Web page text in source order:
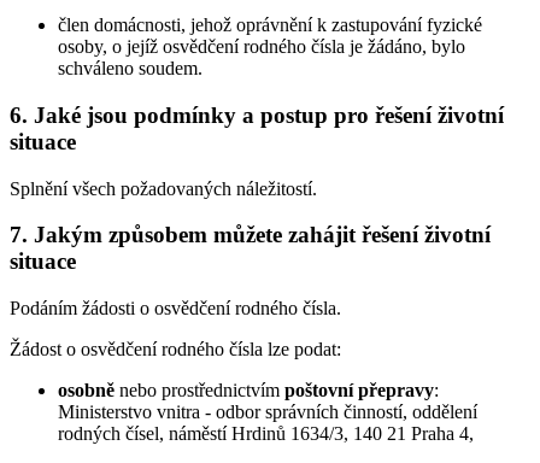
člen domácnosti, jehož oprávnění k zastupování fyzické
osoby, o jejíž osvědčení rodného čísla je žádáno, bylo
schváleno soudem.
6. Jaké jsou podmínky a postup pro řešení životní
situace
Splnění všech požadovaných náležitostí.
7. Jakým způsobem můžete zahájit řešení životní
situace
Podáním žádosti o osvědčení rodného čísla.
Žádost o osvědčení rodného čísla lze podat:
osobně nebo prostřednictvím poštovní přepravy:
Ministerstvo vnitra - odbor správních činností, oddělení
rodných čísel, náměstí Hrdinů 1634/3, 140 21 Praha 4,